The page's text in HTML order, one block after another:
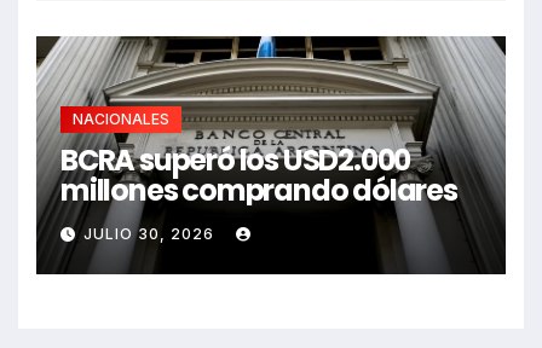
NACIONALES
BCRA superó los USD2.000
millones comprando dólares
JULIO 30, 2026